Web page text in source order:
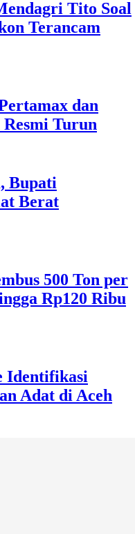
Tito Soal
Terancam
dan
Turun
Bupati
Berat
500 Ton per
Rp120 Ribu
Identifikasi
Adat di Aceh